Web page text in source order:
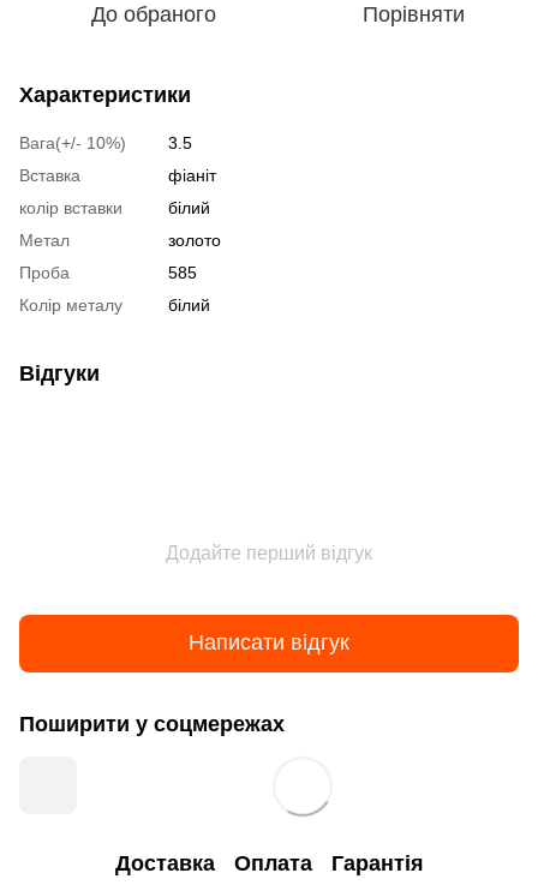
До обраного Порівняти
Характеристики
Вага(+/- 10%)
3.5
Вставка
фіаніт
колір вставки
білий
Метал
золото
Проба
585
Колір металу
білий
Відгуки
Додайте перший відгук
Написати відгук
Поширити у соцмережах
Доставка Оплата Гарантія